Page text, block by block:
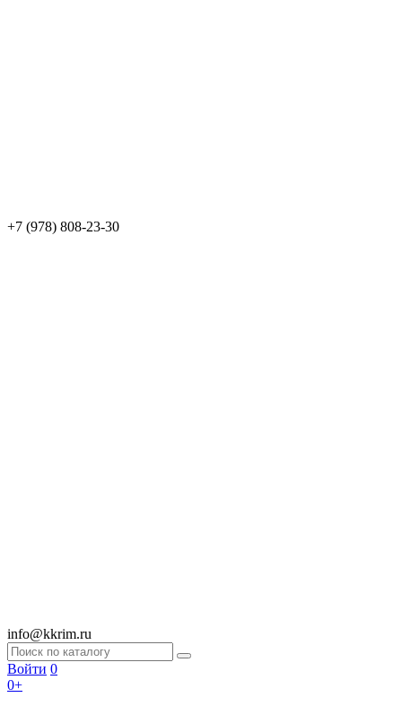
+7 (978) 808-23-30
info@kkrim.ru
Войти 0
0+